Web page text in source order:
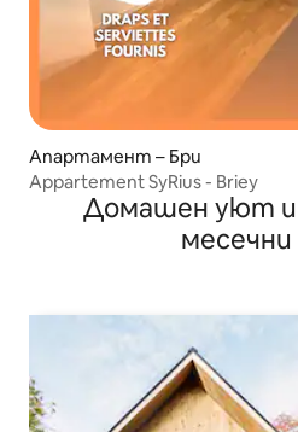
Апартамент – Бри
Appartement SyRius - Briey
Домашен уют
месечни